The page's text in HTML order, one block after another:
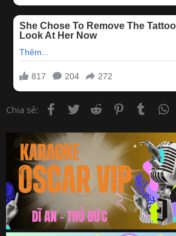
Chia sẻ: Facebook
Twitter Reddit PinterestTumblr